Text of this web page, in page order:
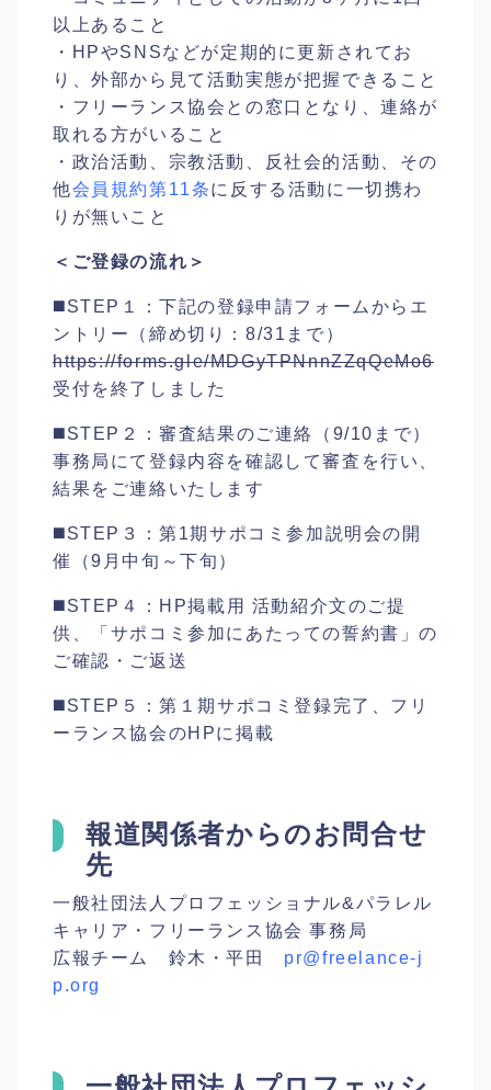
以上あること
・HPやSNSなどが定期的に更新されてお
り、外部から見て活動実態が把握できること
・フリーランス協会との窓⼝となり、連絡が
取れる⽅がいること
・政治活動、宗教活動、反社会的活動、その
他会員規約第11条に反する活動に一切携わ
りが無いこと
＜ご登録の流れ＞
◼️STEP１：下記の登録申請フォームからエ
ントリー（締め切り：8/31まで）
https://forms.gle/MDGyTPNnnZZqQeMo6
受付を終了しました
◼️STEP２：審査結果のご連絡（9/10まで）
事務局にて登録内容を確認して審査を行い、
結果をご連絡いたします
◼️STEP３：第1期サポコミ参加説明会の開
催（9月中旬～下旬）
◼️STEP４：HP掲載用 活動紹介文のご提
供、「サポコミ参加にあたっての誓約書」の
ご確認・ご返送
◼️STEP５：第１期サポコミ登録完了、フリ
ーランス協会のHPに掲載
報道関係者からのお問合せ
先
一般社団法人プロフェッショナル&パラレル
キャリア・フリーランス協会 事務局
広報チーム 鈴木・平田 pr@freelance-j
p.org